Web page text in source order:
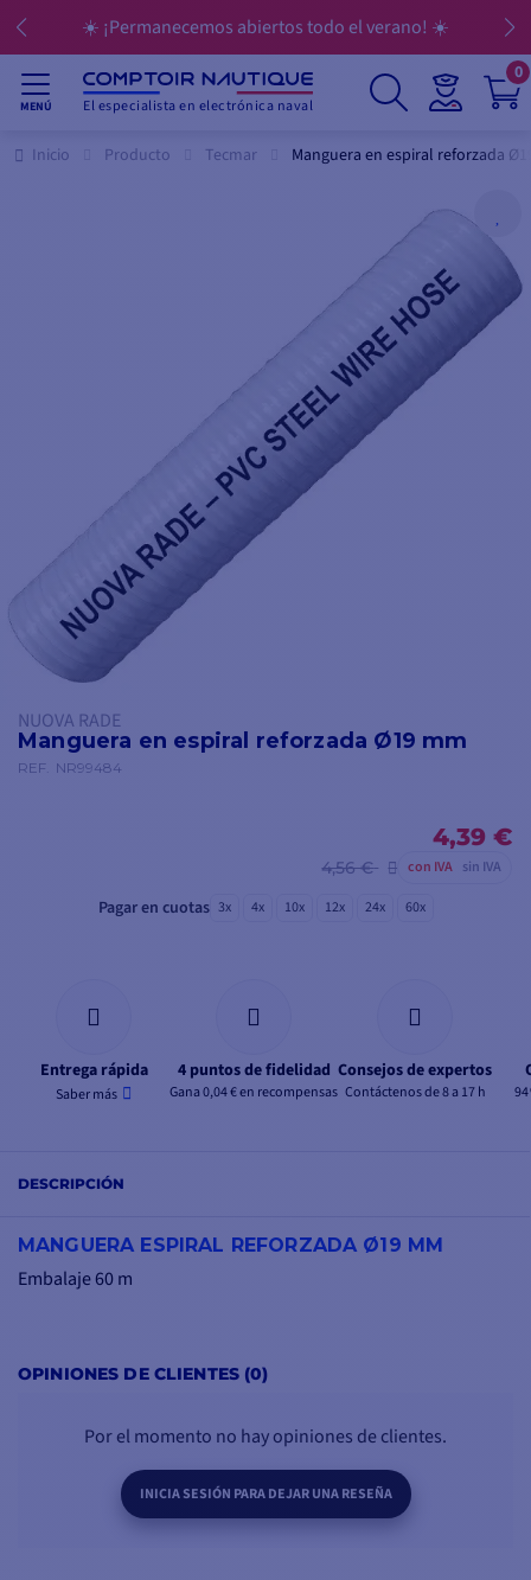
☀️ ¡Permanecemos abiertos todo el verano! ☀️
MENÚ El especialista en electrónica naval
0
Inicio Producto Tecmar Manguera en espiral reforzada
NUOVA RADE
Manguera en espiral reforzada Ø19 mm
REF. NR99484
4,39 €
4,56 € con IVA sin IVA
Pagar en cuotas 3x 4x 10x 12x 24x 60x
Entrega rápida
Saber más
4 puntos de fidelidad
Gana 0,04 € en recompensas
Consejos de expertos
Contáctenos de 8 a 17 h
DESCRIPCIÓN
MANGUERA ESPIRAL REFORZADA Ø19 MM
Embalaje 60 m
OPINIONES DE CLIENTES (0)
Por el momento no hay opiniones de clientes.
INICIA SESIÓN PARA DEJAR UNA RESEÑA